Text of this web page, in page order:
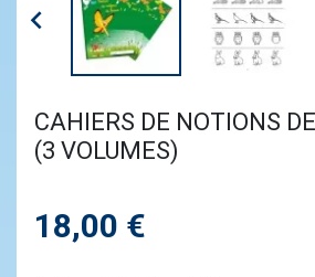

CAHIERS DE NOTIONS
(3 VOLUMES)
18,00 €